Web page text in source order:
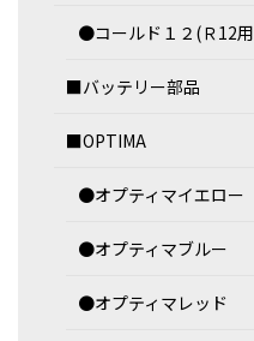
●コールド１２(Ｒ12
■バッテリー部品
■OPTIMA
●オプティマイエロー
●オプティマブルー
●オプティマレッド